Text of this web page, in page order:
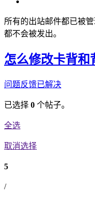
所有的出站邮件都已被
都不会被发出。
怎么修改卡背和
问题反馈已解决
已选择 0 个帖子。
全选
取消选择
5
/